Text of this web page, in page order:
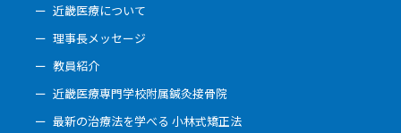
近畿医療について
理事長メッセージ
教員紹介
近畿医療専門学校附属鍼灸接骨院
最新の治療法を学べる 小林式矯正法